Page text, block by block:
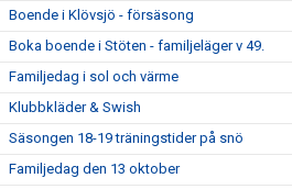
Boende i Klövsjö - försäsong
Boka boende i Stöten - familjeläger v 49.
Familjedag i sol och värme
Klubbkläder & Swish
Säsongen 18-19 träningstider på snö
Familjedag den 13 oktober